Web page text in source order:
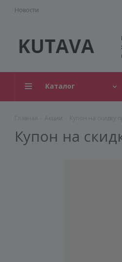
Новости
Каталог
Купон на